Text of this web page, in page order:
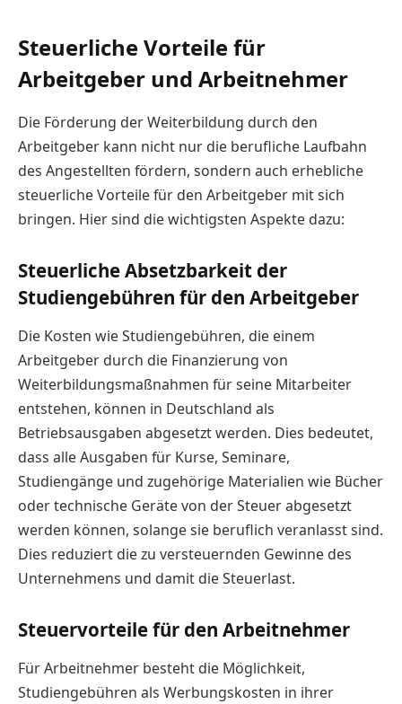
Steuerliche Vorteile für
Arbeitgeber und Arbeitnehmer
Die Förderung der Weiterbildung durch den
Arbeitgeber kann nicht nur die berufliche Laufbahn
des Angestellten fördern, sondern auch erhebliche
steuerliche Vorteile für den Arbeitgeber mit sich
bringen. Hier sind die wichtigsten Aspekte dazu:
Steuerliche Absetzbarkeit der
Studiengebühren für den Arbeitgeber
Die Kosten wie Studiengebühren, die einem
Arbeitgeber durch die Finanzierung von
Weiterbildungsmaßnahmen für seine Mitarbeiter
entstehen, können in Deutschland als
Betriebsausgaben abgesetzt werden. Dies bedeutet,
dass alle Ausgaben für Kurse, Seminare,
Studiengänge und zugehörige Materialien wie Bücher
oder technische Geräte von der Steuer abgesetzt
werden können, solange sie beruflich veranlasst sind.
Dies reduziert die zu versteuernden Gewinne des
Unternehmens und damit die Steuerlast.
Steuervorteile für den Arbeitnehmer
Für Arbeitnehmer besteht die Möglichkeit,
Studiengebühren als Werbungskosten in ihrer